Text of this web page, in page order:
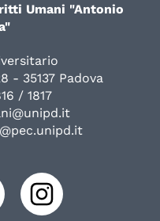
Umani "Antonio
- 35137 Padova
/ 1817